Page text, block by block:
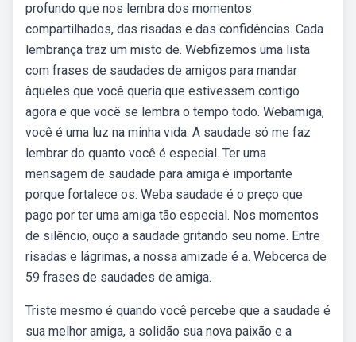
profundo que nos lembra dos momentos
compartilhados, das risadas e das confidências. Cada
lembrança traz um misto de. Webfizemos uma lista
com frases de saudades de amigos para mandar
àqueles que você queria que estivessem contigo
agora e que você se lembra o tempo todo. Webamiga,
você é uma luz na minha vida. A saudade só me faz
lembrar do quanto você é especial. Ter uma
mensagem de saudade para amiga é importante
porque fortalece os. Weba saudade é o preço que
pago por ter uma amiga tão especial. Nos momentos
de silêncio, ouço a saudade gritando seu nome. Entre
risadas e lágrimas, a nossa amizade é a. Webcerca de
59 frases de saudades de amiga.
Triste mesmo é quando você percebe que a saudade é
sua melhor amiga, a solidão sua nova paixão e a